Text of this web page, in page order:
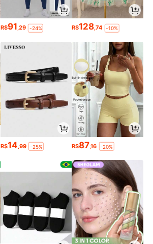
R$91,29 -24% R$128,74 -10%
R$14 ,99 -25% R$87,16 -20%